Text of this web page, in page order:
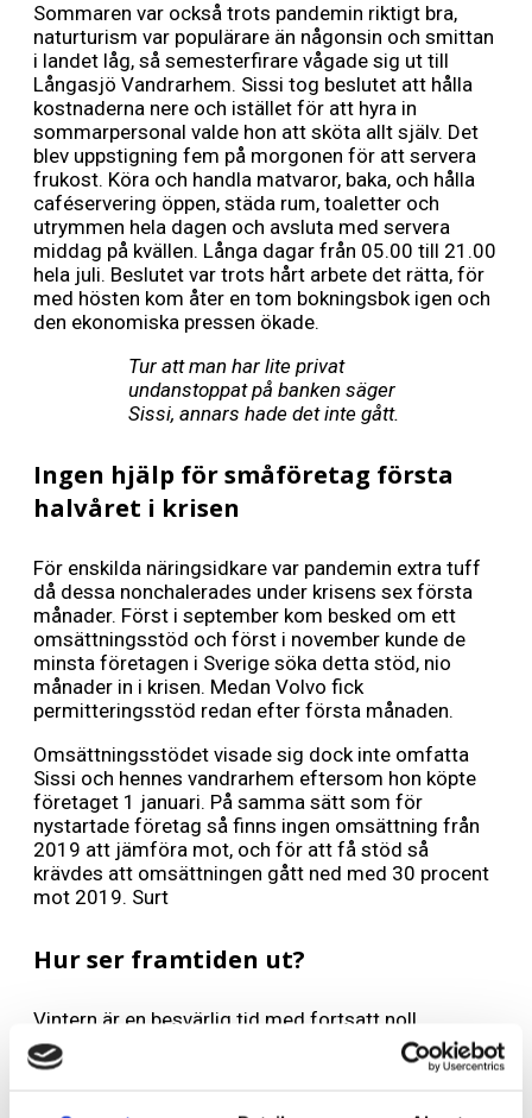
Sommaren var också trots pandemin riktigt bra,
naturturism var populärare än någonsin och smittan
i landet låg, så semesterfirare vågade sig ut till
Långasjö Vandrarhem. Sissi tog beslutet att hålla
kostnaderna nere och istället för att hyra in
sommarpersonal valde hon att sköta allt själv. Det
blev uppstigning fem på morgonen för att servera
frukost. Köra och handla matvaror, baka, och hålla
caféservering öppen, städa rum, toaletter och
utrymmen hela dagen och avsluta med servera
middag på kvällen. Långa dagar från 05.00 till 21.00
hela juli. Beslutet var trots hårt arbete det rätta, för
med hösten kom åter en tom bokningsbok igen och
den ekonomiska pressen ökade.
Tur att man har lite privat
undanstoppat på banken säger
Sissi, annars hade det inte gått.
Ingen hjälp för småföretag första
halvåret i krisen
För enskilda näringsidkare var pandemin extra tuff
då dessa nonchalerades under krisens sex första
månader. Först i september kom besked om ett
omsättningsstöd och först i november kunde de
minsta företagen i Sverige söka detta stöd, nio
månader in i krisen. Medan Volvo fick
permitteringsstöd redan efter första månaden.
Omsättningsstödet visade sig dock inte omfatta
Sissi och hennes vandrarhem eftersom hon köpte
företaget 1 januari. På samma sätt som för
nystartade företag så finns ingen omsättning från
2019 att jämföra mot, och för att få stöd så
krävdes att omsättningen gått ned med 30 procent
mot 2019. Surt
Hur ser framtiden ut?
Vintern är en besvärlig tid med fortsatt noll
beläggning och värmekostnaden bara i januari
landade på 9000 kr, mycket pengar för ett företag